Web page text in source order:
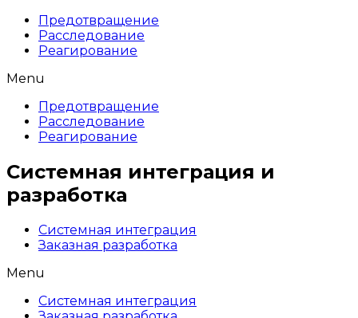
Предотвращение
Расследование
Реагирование
Menu
Предотвращение
Расследование
Реагирование
Системная интеграция и
разработка
Системная интеграция
Заказная разработка
Menu
Системная интеграция